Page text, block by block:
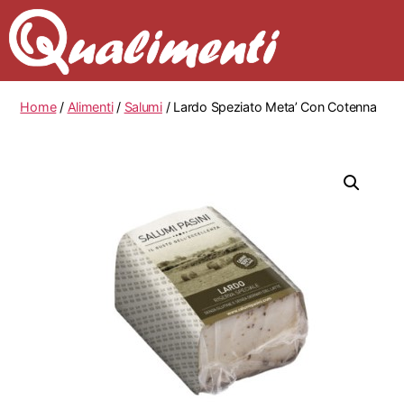
Home/ Alimenti/ Salumi/ Lardo Speziato Meta’ Con Cotenna